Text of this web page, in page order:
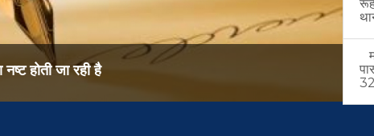
होती जा रही है
32